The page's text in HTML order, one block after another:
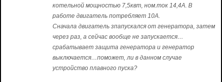
котельной мощностью 7,5квт, ном.ток 14,4А. В
работе двигатель потребляет 10А.
Сначала двигатель зпапускался от генератора, затем
через раз, а сейчас вообще не запускается…
срабатывает защита генератора и генератор
выключается…поможет, ли в данном случае
устройство плавного пуска?